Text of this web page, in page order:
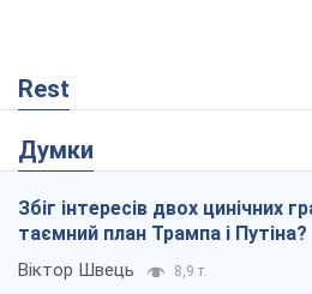
Rest
Думки
Збіг інтересів двох цинічних
таємний план Трампа і Путіна?
Віктор Швець 8,9 т.